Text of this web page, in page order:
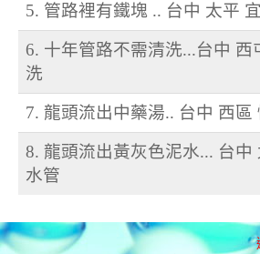
5. 管路裡有鐵塊 .. 台中 太平
6. 十年管路不需清洗...台中 西
洗
7. 龍頭流出中藥湯.. 台中 西區
8. 龍頭流出黃灰色泥水... 台中
水管